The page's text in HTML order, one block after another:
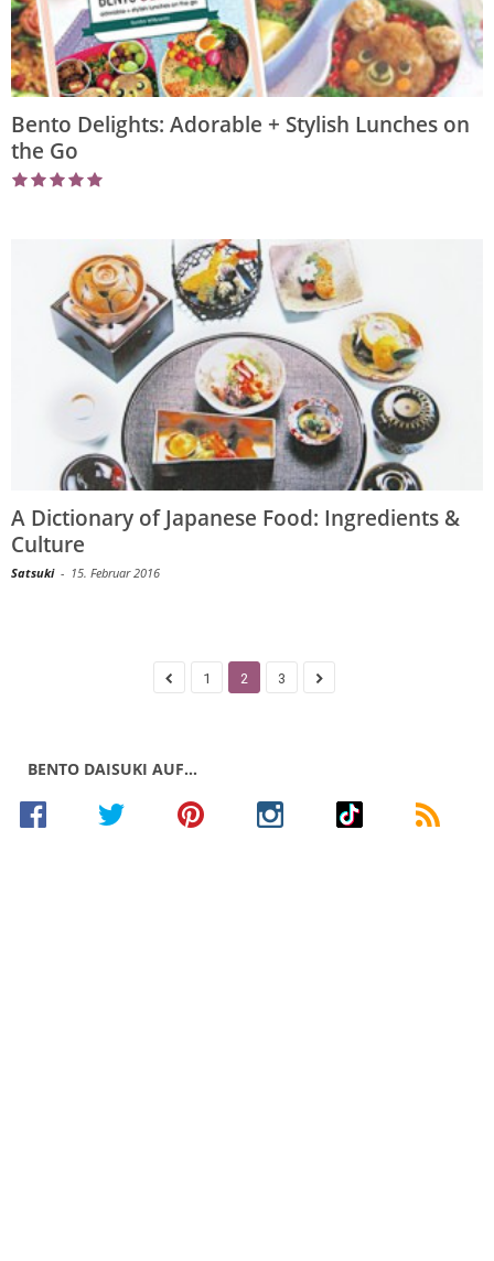
Bento Delights: Adorable + Stylish Lunches on
the Go
A Dictionary of Japanese Food: Ingredients &
Culture
Satsuki - 15. Februar 2016
1 2 3
BENTO DAISUKI AUF…